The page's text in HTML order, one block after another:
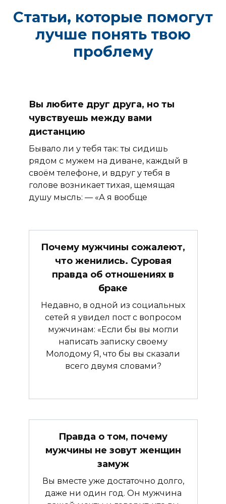
Статьи, которые помогут
лучше понять твою
проблему
Вы любите друг друга, но ты
чувствуешь между вами
дистанцию
Бывало ли у тебя так: ты сидишь
рядом с мужем на диване, каждый в
своём телефоне, и вдруг у тебя в
голове возникает тихая, щемящая
душу мысль: — «А я вообще
Почему мужчины сожалеют,
что женились. Суровая
правда об отношениях в
браке
Недавно, в одной из социальных
сетей я увидел пост с вопросом
мужчинам: «Если бы вы могли
написать записку своему
Молодому Я, что бы вы сказали
всего двумя словами?
Правда о том, почему
мужчины не зовут женщин
замуж
Вы вместе уже достаточно долго,
даже ни один год. Он мужчина